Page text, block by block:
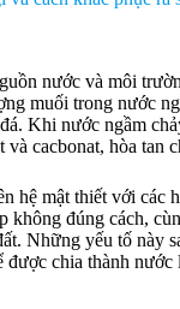
nước và môi
muối trong nước
Khi nước ngầm
cacbonat, hòa
hệ mật thiết với các
đúng cách,
Những yếu tố này
chia thành